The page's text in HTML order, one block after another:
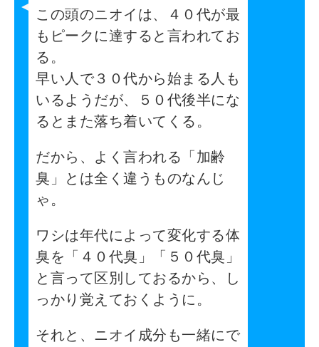
この頭のニオイは、４０代が最
もピークに達すると言われてお
る。
早い人で３０代から始まる人も
いるようだが、５０代後半にな
るとまた落ち着いてくる。
だから、よく言われる「加齢
臭」とは全く違うものなんじ
ゃ。
ワシは年代によって変化する体
臭を「４０代臭」「５０代臭」
と言って区別しておるから、し
っかり覚えておくように。
それと、ニオイ成分も一緒にで